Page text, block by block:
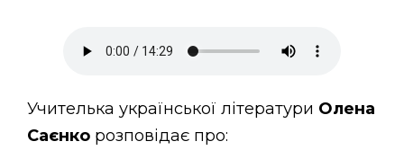
Учителька української літератури Олена
Саєнко розповідає про: